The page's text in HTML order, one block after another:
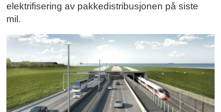
elektrifisering av pakkedistribusjonen på siste
mil.